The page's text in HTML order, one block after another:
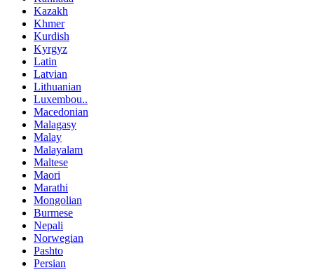
Kazakh
Khmer
Kurdish
Kyrgyz
Latin
Latvian
Lithuanian
Luxembou..
Macedonian
Malagasy
Malay
Malayalam
Maltese
Maori
Marathi
Mongolian
Burmese
Nepali
Norwegian
Pashto
Persian